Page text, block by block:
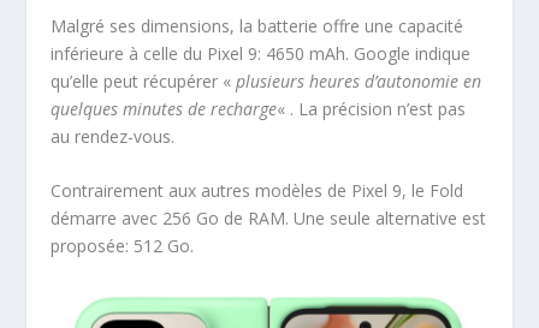
Malgré ses dimensions, la batterie offre une capacité
inférieure à celle du Pixel 9: 4650 mAh. Google indique
qu’elle peut récupérer «plusieurs heures d’autonomie en
quelques minutes de recharge« . La précision n’est pas
au rendez-vous.
Contrairement aux autres modèles de Pixel 9, le Fold
démarre avec 256 Go de RAM. Une seule alternative est
proposée: 512 Go.